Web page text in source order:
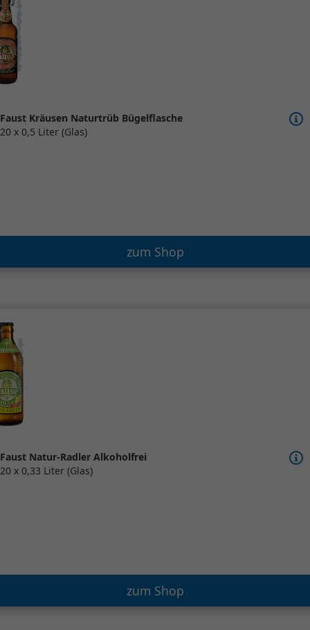
Faust Kräusen Naturtrüb Bügelflasche
20 x 0,5 Liter (Glas)
zum Shop
Faust Natur-Radler Alkoholfrei
20 x 0,33 Liter (Glas)
zum Shop